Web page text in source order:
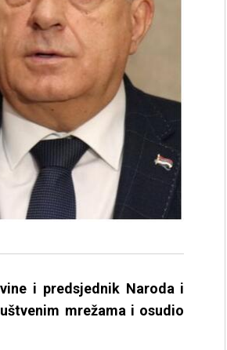
i predsjednik Naroda i
mrežama i osudio